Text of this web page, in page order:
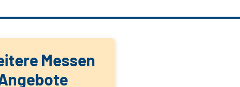
Messen